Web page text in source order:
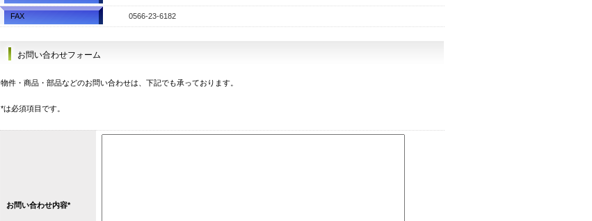
FAX 0566-23-6182
お問い合わせフォーム
物件・商品・部品などのお問い合わせは、下記でも承っております。
*は必須項目です。
お問い合わせ内容*